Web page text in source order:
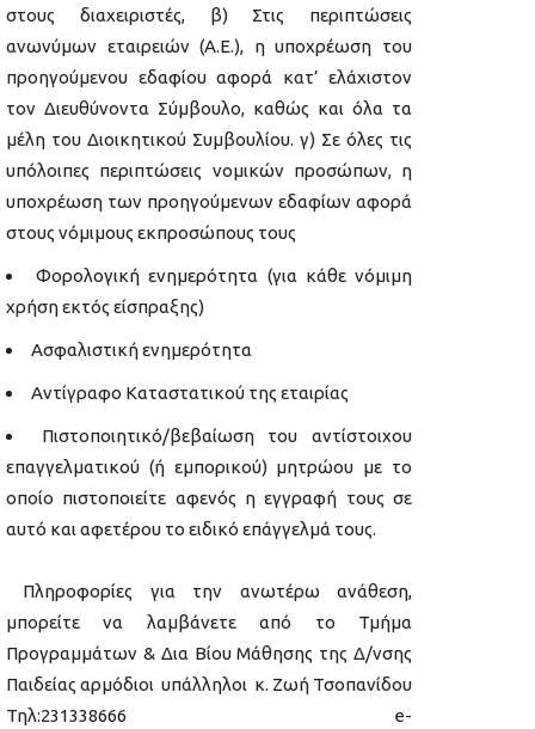
στους διαχειριστές, β) Στις περιπτώσεις
ανωνύμων εταιρειών (Α.Ε.), η υποχρέωση του
προηγούμενου εδαφίου αφορά κατ’ ελάχιστον
τον Διευθύνοντα Σύμβουλο, καθώς και όλα τα
μέλη του Διοικητικού Συμβουλίου. γ) Σε όλες τις
υπόλοιπες περιπτώσεις νομικών προσώπων, η
υποχρέωση των προηγούμενων εδαφίων αφορά
στους νόμιμους εκπροσώπους τους
Φορολογική ενημερότητα (για κάθε νόμιμη
χρήση εκτός είσπραξης)
Ασφαλιστική ενημερότητα
Αντίγραφο Καταστατικού της εταιρίας
Πιστοποιητικό/βεβαίωση του αντίστοιχου
επαγγελματικού (ή εμπορικού) μητρώου με το
οποίο πιστοποιείτε αφενός η εγγραφή τους σε
αυτό και αφετέρου το ειδικό επάγγελμά τους.
Πληροφορίες για την ανωτέρω ανάθεση,
μπορείτε να λαμβάνετε από το Τμήμα
Προγραμμάτων & Δια Βίου Μάθησης της Δ/νσης
Παιδείας αρμόδιοι υπάλληλοι κ. Ζωή Τσοπανίδου
Τηλ:231338666 e-